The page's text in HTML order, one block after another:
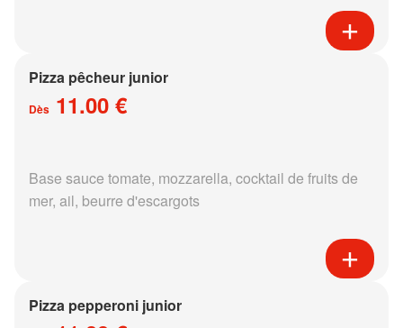
Pizza pêcheur junior
Dès 11.00 €
Base sauce tomate, mozzarella, cocktail de fruits de
mer, ail, beurre d'escargots
Pizza pepperoni junior